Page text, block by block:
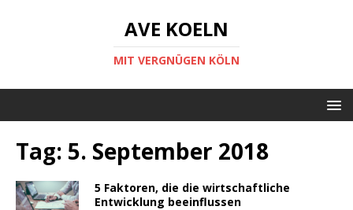
AVE KOELN
MIT VERGNÜGEN KÖLN
Tag: 5. September 2018
5 Faktoren, die die wirtschaftliche
Entwicklung beeinflussen